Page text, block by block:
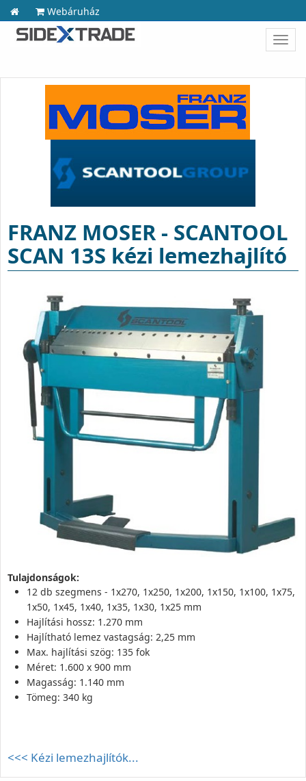
Webáruház
FRANZ MOSER - SCANTOOL
SCAN 13S kézi lemezhajlító
Tulajdonságok:
12 db szegmens - 1x270, 1x250, 1x200, 1x150, 1x100, 1x75,
1x50, 1x45, 1x40, 1x35, 1x30, 1x25 mm
Hajlítási hossz: 1.270 mm
Hajlítható lemez vastagság: 2,25 mm
Max. hajlítási szög: 135 fok
Méret: 1.600 x 900 mm
Magasság: 1.140 mm
Tömeg: 340 kg
<<< Kézi lemezhajlítók...